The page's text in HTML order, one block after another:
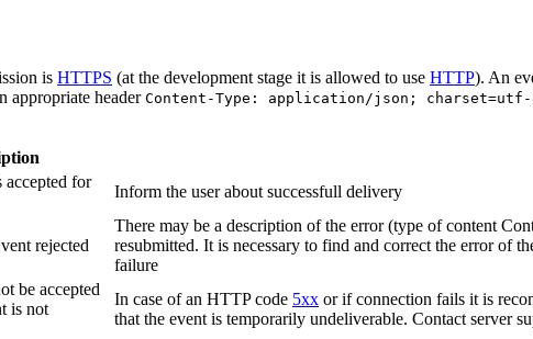
is HTTPS (at the development stage it is allowed to use HTTP). An
appropriate header Content-Type: application/json; charset=utf-
accepted for
Inform the user about successfull delivery
rejected
There may be a description of the error (type of content
resubmitted. It is necessary to find and correct the error of
failure
be accepted
is not
In case of an HTTP code 5xx or if connection fails it is
that the event is temporarily undeliverable. Contact server